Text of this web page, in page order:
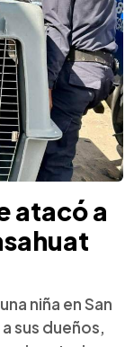
atacó a
niña en San
sus dueños,